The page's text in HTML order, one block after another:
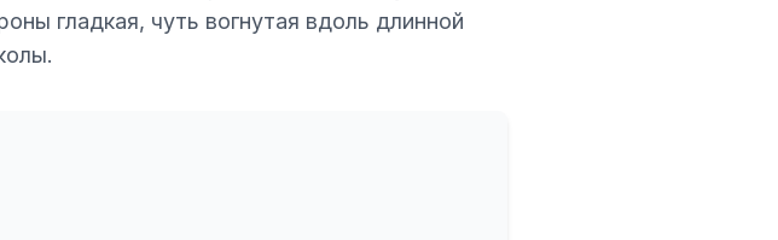
гладкая, чуть вогнутая вдоль длинной